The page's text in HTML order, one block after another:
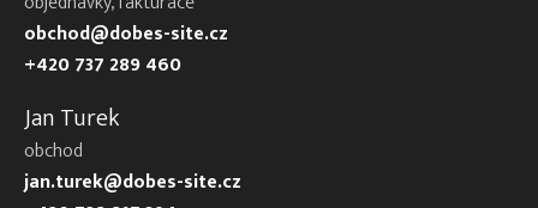
obchod@dobes-site.cz
+420 737 289 460
Jan Turek
obchod
jan.turek@dobes-site.cz